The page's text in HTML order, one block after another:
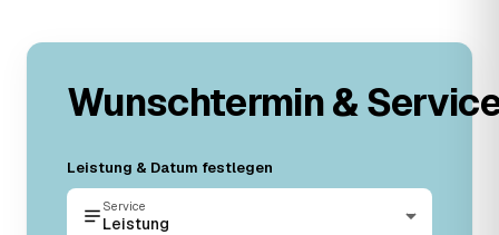
Wunschtermin &
Leistung & Datum festlegen
Service
Leistung